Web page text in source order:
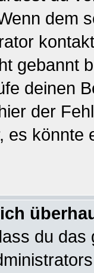
dem
gebannt
deinen
der
es könnte
du